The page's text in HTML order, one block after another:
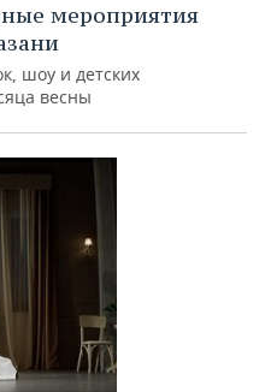
мероприятия
шоу и детских
весны